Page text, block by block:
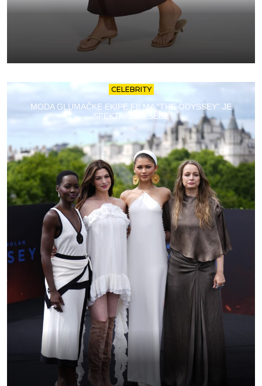
CELEBRITY
MODA GLUMAČKE EKIPE FILMA “THE ODYSSEY” JE
SPEKTAKL ZA SEBE